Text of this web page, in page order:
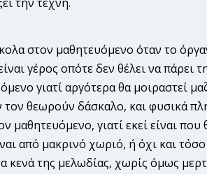
στον μαθητευόμενο όταν το
γέρος οπότε δεν θέλει να πάρει
γιατί αργότερα θα μοιραστεί
τον θεωρούν δάσκαλο, και φυσικά
μαθητευόμενο, γιατί εκεί είναι
από μακρινό χωριό, ή όχι και
κενά της μελωδίας, χωρίς όμως